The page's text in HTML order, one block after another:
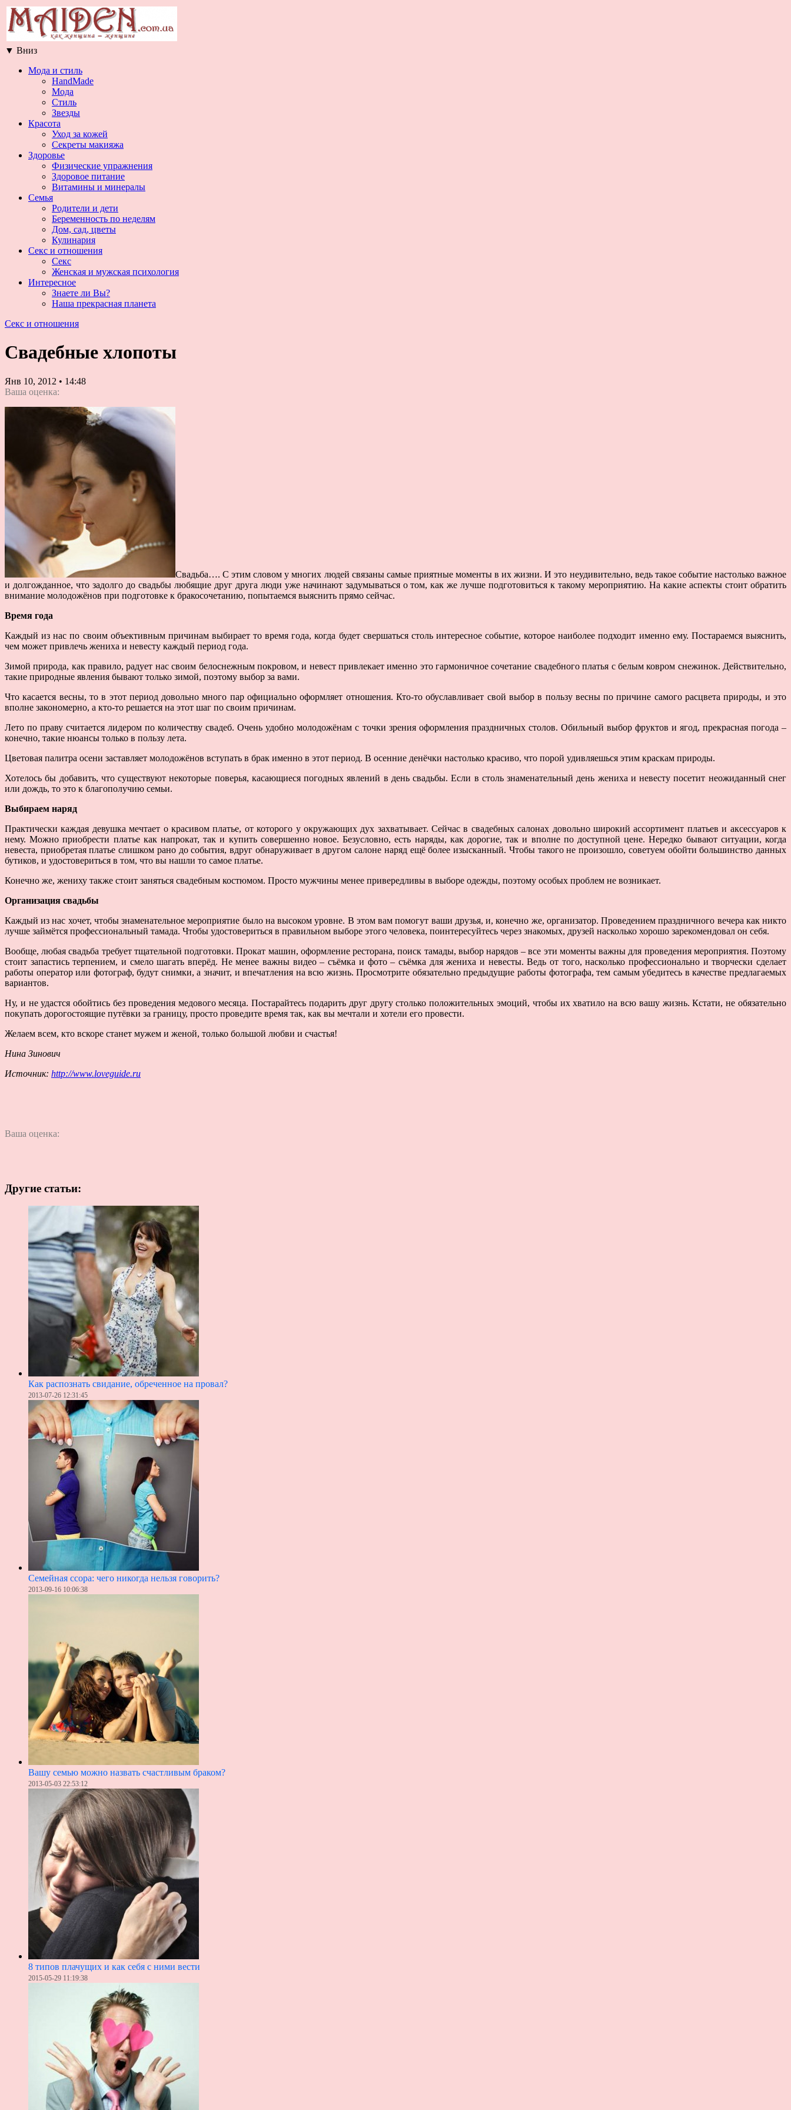
▼ Вниз
Мода и стиль
HandMade
Мода
Стиль
Звезды
Красота
Уход за кожей
Секреты макияжа
Здоровье
Физические упражнения
Здоровое питание
Витамины и минералы
Семья
Родители и дети
Беременность по неделям
Дом, сад, цветы
Кулинария
Секс и отношения
Секс
Женская и мужская психология
Интересное
Знаете ли Вы?
Наша прекрасная планета
Секс и отношения
Свадебные хлопоты
Янв 10, 2012 • 14:48
Ваша оценка:
Свадьба…. С этим словом у многих людей связаны самые приятные моменты в их жизни. И это неудивительно, ведь такое событие настолько важное
и долгожданное, что задолго до свадьбы любящие друг друга люди уже начинают задумываться о том, как же лучше подготовиться к такому мероприятию. На какие аспекты стоит обратить
внимание молодожёнов при подготовке к бракосочетанию, попытаемся выяснить прямо сейчас.
Время года
Каждый из нас по своим объективным причинам выбирает то время года, когда будет свершаться столь интересное событие, которое наиболее подходит именно ему. Постараемся выяснить,
чем может привлечь жениха и невесту каждый период года.
Зимой природа, как правило, радует нас своим белоснежным покровом, и невест привлекает именно это гармоничное сочетание свадебного платья с белым ковром снежинок. Действительно,
такие природные явления бывают только зимой, поэтому выбор за вами.
Что касается весны, то в этот период довольно много пар официально оформляет отношения. Кто-то обуславливает свой выбор в пользу весны по причине самого расцвета природы, и это
вполне закономерно, а кто-то решается на этот шаг по своим причинам.
Лето по праву считается лидером по количеству свадеб. Очень удобно молодожёнам с точки зрения оформления праздничных столов. Обильный выбор фруктов и ягод, прекрасная погода –
конечно, такие нюансы только в пользу лета.
Цветовая палитра осени заставляет молодожёнов вступать в брак именно в этот период. В осенние денёчки настолько красиво, что порой удивляешься этим краскам природы.
Хотелось бы добавить, что существуют некоторые поверья, касающиеся погодных явлений в день свадьбы. Если в столь знаменательный день жениха и невесту посетит неожиданный снег
или дождь, то это к благополучию семьи.
Выбираем наряд
Практически каждая девушка мечтает о красивом платье, от которого у окружающих дух захватывает. Сейчас в свадебных салонах довольно широкий ассортимент платьев и аксессуаров к
нему. Можно приобрести платье как напрокат, так и купить совершенно новое. Безусловно, есть наряды, как дорогие, так и вполне по доступной цене. Нередко бывают ситуации, когда
невеста, приобретая платье слишком рано до события, вдруг обнаруживает в другом салоне наряд ещё более изысканный. Чтобы такого не произошло, советуем обойти большинство данных
бутиков, и удостовериться в том, что вы нашли то самое платье.
Конечно же, жениху также стоит заняться свадебным костюмом. Просто мужчины менее привередливы в выборе одежды, поэтому особых проблем не возникает.
Организация свадьбы
Каждый из нас хочет, чтобы знаменательное мероприятие было на высоком уровне. В этом вам помогут ваши друзья, и, конечно же, организатор. Проведением праздничного вечера как никто
лучше займётся профессиональный тамада. Чтобы удостовериться в правильном выборе этого человека, поинтересуйтесь через знакомых, друзей насколько хорошо зарекомендовал он себя.
Вообще, любая свадьба требует тщательной подготовки. Прокат машин, оформление ресторана, поиск тамады, выбор нарядов – все эти моменты важны для проведения мероприятия. Поэтому
стоит запастись терпением, и смело шагать вперёд. Не менее важны видео – съёмка и фото – съёмка для жениха и невесты. Ведь от того, насколько профессионально и творчески сделает
работы оператор или фотограф, будут снимки, а значит, и впечатления на всю жизнь. Просмотрите обязательно предыдущие работы фотографа, тем самым убедитесь в качестве предлагаемых
вариантов.
Ну, и не удастся обойтись без проведения медового месяца. Постарайтесь подарить друг другу столько положительных эмоций, чтобы их хватило на всю вашу жизнь. Кстати, не обязательно
покупать дорогостоящие путёвки за границу, просто проведите время так, как вы мечтали и хотели его провести.
Желаем всем, кто вскоре станет мужем и женой, только большой любви и счастья!
Нина Зинович
Источник: http://www.loveguide.ru
Ваша оценка:
Другие статьи:
Как распознать свидание, обреченное на провал?
2013-07-26 12:31:45
Семейная ссора: чего никогда нельзя говорить?
2013-09-16 10:06:38
Вашу семью можно назвать счастливым браком?
2013-05-03 22:53:12
8 типов плачущих и как себя с ними вести
2015-05-29 11:19:38